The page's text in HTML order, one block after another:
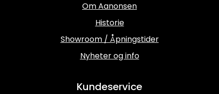
Om Aanonsen
Historie
Showroom / Åpningstider
Nyheter og info
Kundeservice